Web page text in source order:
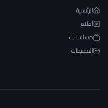
الرئيسية
أفلام
مسلسلات
التصنيفات